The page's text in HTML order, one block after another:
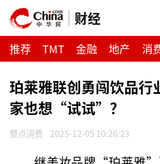
财经
推荐 TMT 金融 地产 消
珀莱雅联创勇闯饮品行
家也想“试试”？
整点消费 2025-12-05 10:26:23